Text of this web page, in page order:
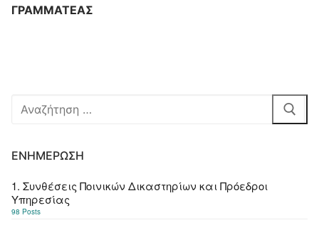
ΓΡΑΜΜΑΤΕΑΣ
Αναζήτηση
ΕΝΗΜΈΡΩΣΗ
1. Συνθέσεις Ποινικών Δικαστηρίων και Πρόεδροι
Υπηρεσίας
98 Posts